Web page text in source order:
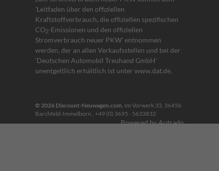
'Leitfaden über den offiziellen
Kraftstoffverbrauch, die offiziellen spezifischen
CO2-Emissionen und den offiziellen
Stromverbrauch neuer PKW' entnommen
werden, der an allen Verkaufsstellen und bei der
'Deutschen Automobil Treuhand GmbH'
unentgeltlich erhältlich ist unter www.dat.de.
© 2026 Discount-Neuwagen.com Im Vorwerk 33 36456
Barchfeld-Immelborn , +49 (0) 3695 - 5633832
Powered by Autrado